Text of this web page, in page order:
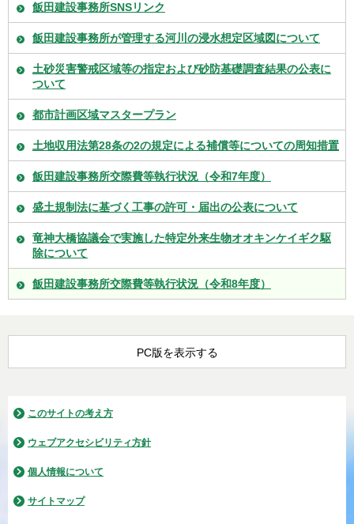
飯田建設事務所SNSリンク
飯田建設事務所が管理する河川の浸水想定区域図について
土砂災害警戒区域等の指定および砂防基礎調査結果の公表に
ついて
都市計画区域マスタープラン
土地収用法第28条の2の規定による補償等についての周知措置
飯田建設事務所交際費等執行状況（令和7年度）
盛土規制法に基づく工事の許可・届出の公表について
竜神大橋協議会で実施した特定外来生物オオキンケイギク駆
除について
飯田建設事務所交際費等執行状況（令和8年度）
PC版を表示する
このサイトの考え方
ウェブアクセシビリティ方針
個人情報について
サイトマップ